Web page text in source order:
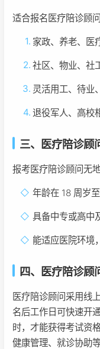
适合报名医疗陪诊顾
家政、养老、医
社区、物业、社
灵活用工、待业
退役军人、高校
三、医疗陪诊顾
报考医疗陪诊顾问无
年龄在 18 周岁
具备中专或高中
能适应医院环境
四、医疗陪诊顾
医疗陪诊顾问采用线
名后工作日可快速开
时，才能获得考试资
健康管理、就诊协助